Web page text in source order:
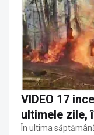
VIDEO 17
ultimele zile,
În ultima